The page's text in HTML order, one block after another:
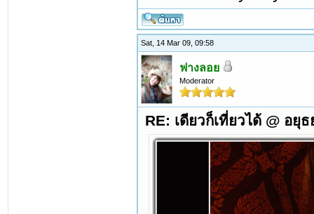
Sat, 14 Mar 09, 09:58
ฟางลอย
Moderator
RE: เดียวก็เที่ยวได้ @ อยุ